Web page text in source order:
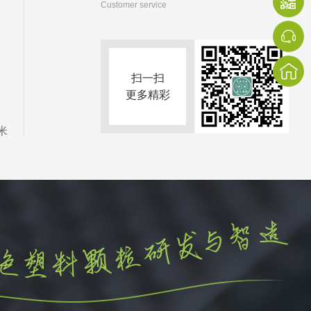
Customer service
扫一扫
更多精彩